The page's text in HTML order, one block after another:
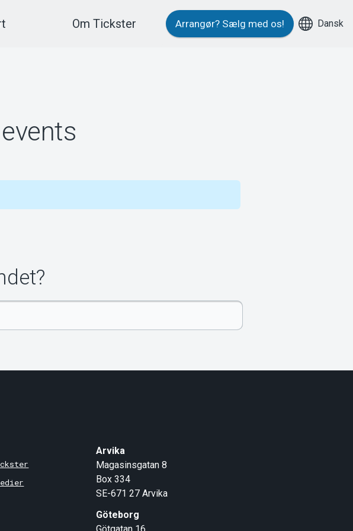
Om Tickster Arrangør? Sælg med os! Dansk
Arvika
Magasinsgatan 8
Box 334
SE-671 27 Arvika
Göteborg